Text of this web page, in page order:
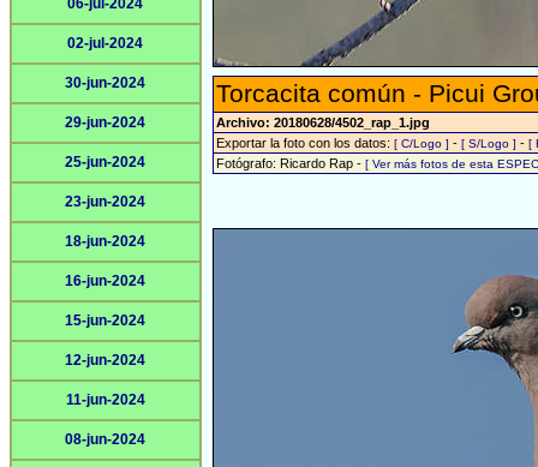
06-jul-2024
02-jul-2024
30-jun-2024
29-jun-2024
25-jun-2024
23-jun-2024
18-jun-2024
16-jun-2024
15-jun-2024
12-jun-2024
11-jun-2024
08-jun-2024
Torcacita común - Picui
Archivo: 20180628/4502_rap_1.jpg
Exportar la foto con los datos: [ C/Logo ] - [ S/Logo ] - [
Fotógrafo: Ricardo Rap - [ Ver más fotos de esta